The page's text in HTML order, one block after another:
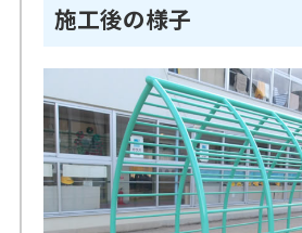
施工後の様子